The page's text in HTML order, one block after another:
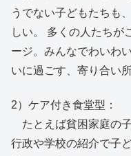
うでない子どもたちも
しい。 多くの人たちが
ージ。みんなでわいわ
いに過ごす、寄り合い
2）ケア付き食堂型：
たとえば貧困家庭の
行政や学校の紹介で子